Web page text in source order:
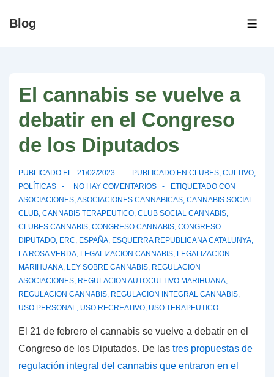
Saltar
Blog
El cannabis se vuelve a
debatir en el Congreso
de los Diputados
PUBLICADO EL 21/02/2023 PUBLICADO EN CLUBES, CULTIVO,
POLÍTICAS
NO HAY COMENTARIOS
ETIQUETADO CON
ASOCIACIONES,ASOCIACIONES CANNABICAS, CANNABIS SOCIAL
CLUB, CANNABIS TERAPEUTICO, CLUB SOCIAL CANNABIS,
CLUBES CANNABIS, CONGRESO CANNABIS, CONGRESO
DIPUTADO, ERC, ESPAÑA, ESQUERRA REPUBLICANA CATALUNYA,
LA ROSA VERDA, LEGALIZACION CANNABIS, LEGALIZACION
MARIHUANA, LEY SOBRE CANNABIS, REGULACION
ASOCIACIONES, REGULACION AUTOCULTIVO MARIHUANA,
REGULACION CANNABIS, REGULACION INTEGRAL CANNABIS,
USO PERSONAL, USO RECREATIVO, USO TERAPEUTICO
El 21 de febrero el cannabis se vuelve a debatir en el
Congreso de los Diputados. De las tres propuestas de
regulación integral del cannabis que entraron en el